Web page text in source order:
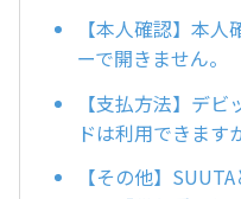
【本人確認】本
ーで開きません。
【支払方法】デ
ドは利用できます
【その他】